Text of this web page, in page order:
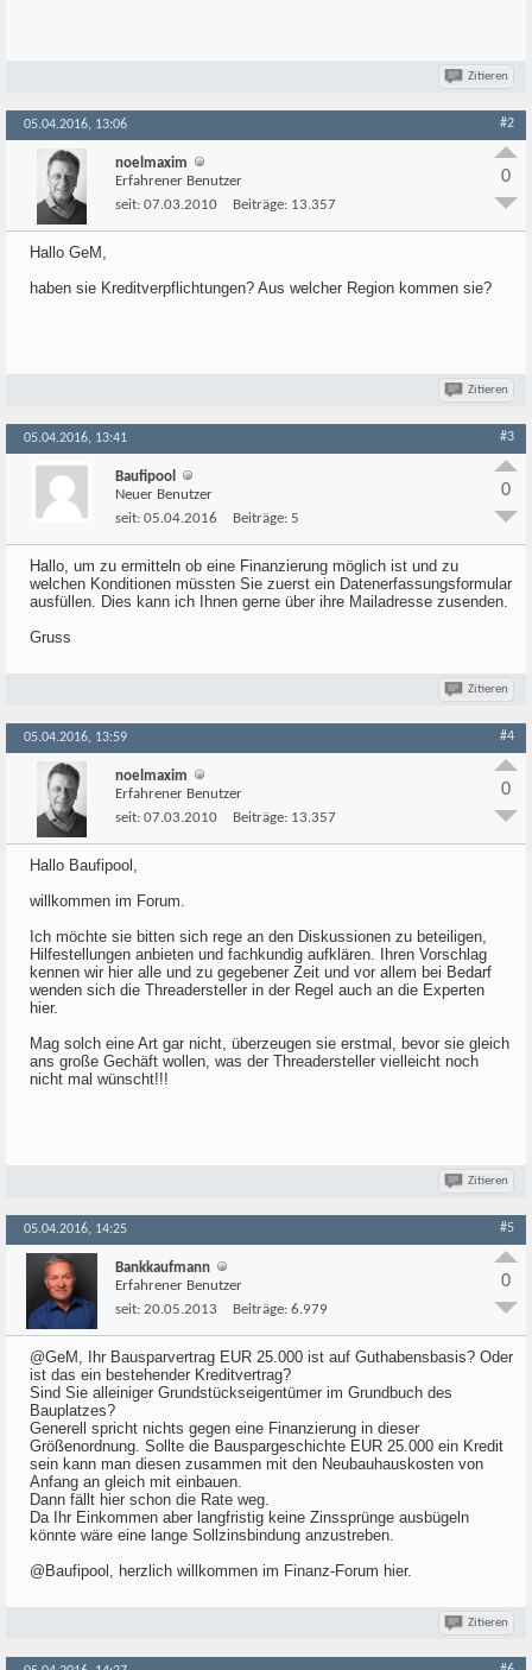
Zitieren
05.04.2016, 13:06 #2
noelmaxim
Erfahrener Benutzer
seit: 07.03.2010 Beiträge: 13.357
0
Hallo GeM,
haben sie Kreditverpflichtungen? Aus welcher Region kommen sie?
Zitieren
05.04.2016, 13:41 #3
Baufipool
Neuer Benutzer
seit: 05.04.2016 Beiträge: 5
0
Hallo, um zu ermitteln ob eine Finanzierung möglich ist und zu
welchen Konditionen müssten Sie zuerst ein Datenerfassungsformular
ausfüllen. Dies kann ich Ihnen gerne über ihre Mailadresse zusenden.
Gruss
Zitieren
05.04.2016, 13:59 #4
noelmaxim
Erfahrener Benutzer
seit: 07.03.2010 Beiträge: 13.357
0
Hallo Baufipool,
willkommen im Forum.
Ich möchte sie bitten sich rege an den Diskussionen zu beteiligen,
Hilfestellungen anbieten und fachkundig aufklären. Ihren Vorschlag
kennen wir hier alle und zu gegebener Zeit und vor allem bei Bedarf
wenden sich die Threadersteller in der Regel auch an die Experten
hier.
Mag solch eine Art gar nicht, überzeugen sie erstmal, bevor sie gleich
ans große Gechäft wollen, was der Threadersteller vielleicht noch
nicht mal wünscht!!!
Zitieren
05.04.2016, 14:25 #5
Bankkaufmann
Erfahrener Benutzer
seit: 20.05.2013 Beiträge: 6.979
0
@GeM, Ihr Bausparvertrag EUR 25.000 ist auf Guthabensbasis? Oder
ist das ein bestehender Kreditvertrag?
Sind Sie alleiniger Grundstückseigentümer im Grundbuch des
Bauplatzes?
Generell spricht nichts gegen eine Finanzierung in dieser
Größenordnung. Sollte die Bauspargeschichte EUR 25.000 ein Kredit
sein kann man diesen zusammen mit den Neubauhauskosten von
Anfang an gleich mit einbauen.
Dann fällt hier schon die Rate weg.
Da Ihr Einkommen aber langfristig keine Zinssprünge ausbügeln
könnte wäre eine lange Sollzinsbindung anzustreben.
@Baufipool, herzlich willkommen im Finanz-Forum hier.
Zitieren